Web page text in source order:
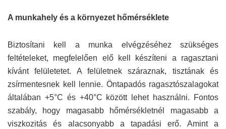
A munkahely és a környezet hőmérséklete
Biztosítani kell a munka elvégzéséhez szükséges
feltételeket, megfelelően elő kell készíteni a ragasztani
kívánt felületetet. A felületnek száraznak, tisztának és
zsírmentesnek kell lennie. Öntapadós ragasztószalagokat
általában +5°C és +40°C között lehet használni. Fontos
szabály, hogy magasabb hőmérsékletnél magasabb a
viszkozitás és alacsonyabb a tapadási erő. Amint a